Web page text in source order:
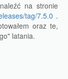
na stronie
tag/7.5.0 .
oraz te,
latania.